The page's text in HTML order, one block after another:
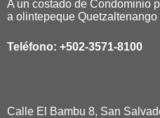
A un costado de Condominio
a olintepeque Quetzaltenango
Teléfono: +502-3571-8100
Calle El Bambu 8, San